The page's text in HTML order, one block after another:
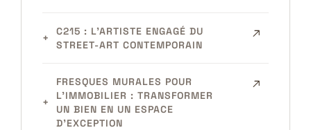
C215 : L’ARTISTE ENGAGÉ DU
STREET-ART CONTEMPORAIN
FRESQUES MURALES POUR
L’IMMOBILIER : TRANSFORMER
UN BIEN EN UN ESPACE
D’EXCEPTION